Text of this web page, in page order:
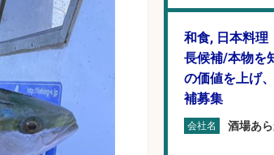
和食, 日本料理
長候補/本物を
の価値を上げ
補募集
会社名 酒場あ